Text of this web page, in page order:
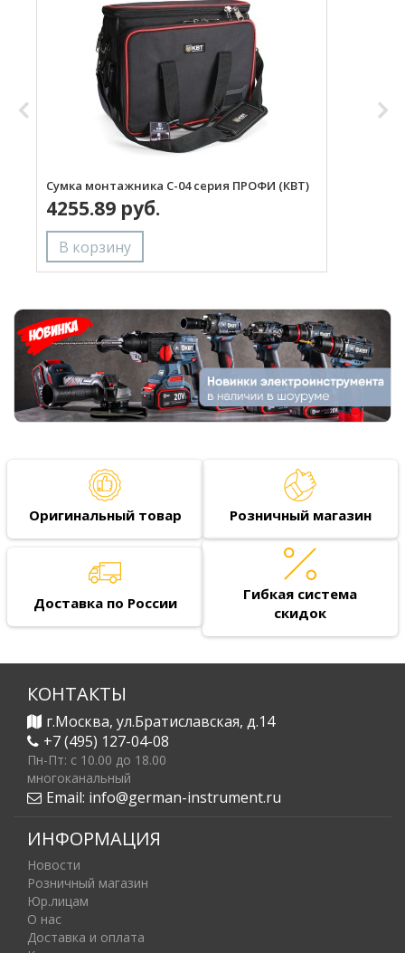
Сумка монтажника С-04 серия ПРОФИ (КВТ)
4255.89 руб.
Оригинальный товар Розничный магазин
Доставка по России
Гибкая система
скидок
КОНТАКТЫ
г.Москва, ул.Братиславская, д.14
+7 (495) 127-04-08
Пн-Пт: c 10.00 до 18.00
многоканальный
Email: info@german-instrument.ru
ИНФОРМАЦИЯ
Новости
Розничный магазин
Юр.лицам
О нас
Доставка и оплата